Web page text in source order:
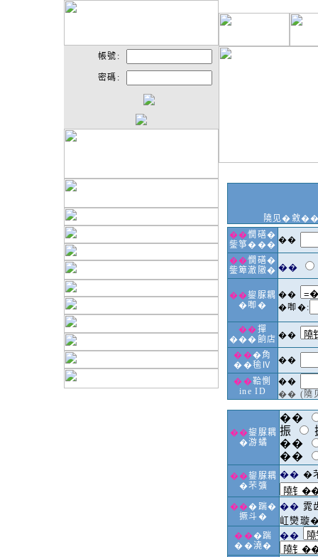
帳號:
密碼:
隢见�敹
��憪磰�
鈭箏��� ��
��憪磰�
鈭箄澈隞� ��
��鋆脲耦
�啣�
��
�啣�:
��撣
���餉店 ��
���𧢲
��毺Ⅳ
��
��鞈惻
ine ID
��
�� (隢
��鋆脲耦
�游𧑐
��
振
��
��
��鋆脲耦
�芣彍
�� �
���踹�
撅斗�
�� 雿
屸𤓖
���踹
��澆�
��